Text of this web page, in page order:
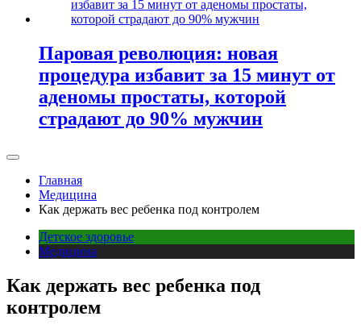
Паровая революция: новая
процедура избавит за 15 минут от
аденомы простаты, которой
страдают до 90% мужчин
Главная
Медицина
Как держать вес ребенка под контролем
Детское здоровье
Медицина
Как держать вес ребенка под
контролем